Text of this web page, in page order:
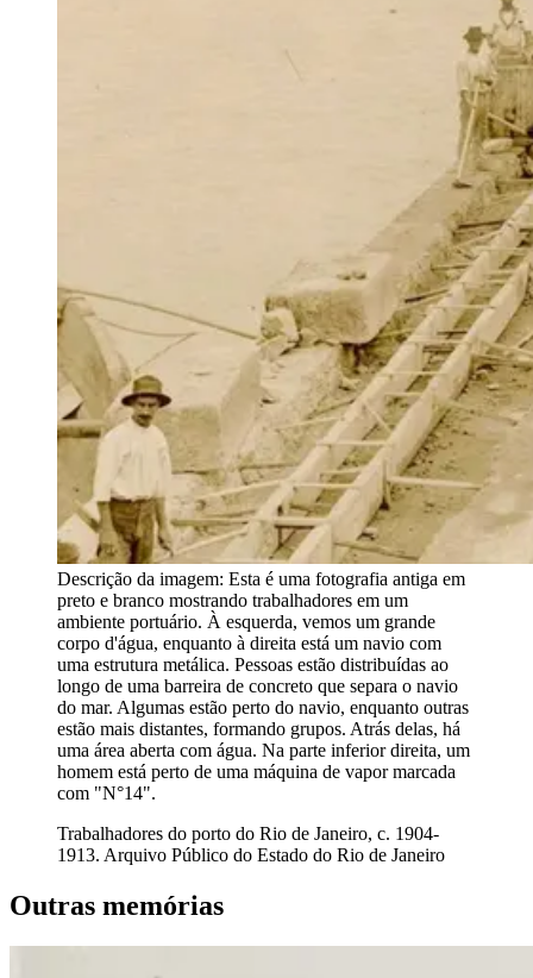
Descrição da imagem: Esta é uma fotografia antiga em
preto e branco mostrando trabalhadores em um
ambiente portuário. À esquerda, vemos um grande
corpo d'água, enquanto à direita está um navio com
uma estrutura metálica. Pessoas estão distribuídas ao
longo de uma barreira de concreto que separa o navio
do mar. Algumas estão perto do navio, enquanto outras
estão mais distantes, formando grupos. Atrás delas, há
uma área aberta com água. Na parte inferior direita, um
homem está perto de uma máquina de vapor marcada
com "N°14".
Trabalhadores do porto do Rio de Janeiro, c. 1904-
1913. Arquivo Público do Estado do Rio de Janeiro
Outras memórias